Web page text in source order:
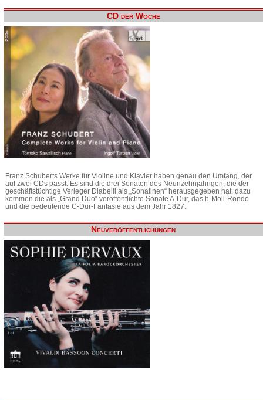
CD der Woche
Franz Schuberts Werke für Violine und Klavier haben genau den Umfang, der
auf zwei CDs passt. Es sind die drei Sonaten des Neunzehnjährigen, die der
geschäftstüchtige Verleger Diabelli als „Sonatinen“ herausgegeben hat, dazu
kommen die als „Grand Duo“ veröffentlichte Sonate A-Dur, das h-Moll-Rondo
und die bedeutende C-Dur-Fantasie aus dem Jahr 1827.
Neuveröffentlichungen